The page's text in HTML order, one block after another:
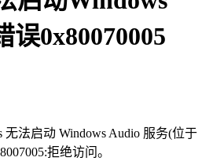
0x80070005
法启动 Windows Audio 服务(位于
拒绝访问。